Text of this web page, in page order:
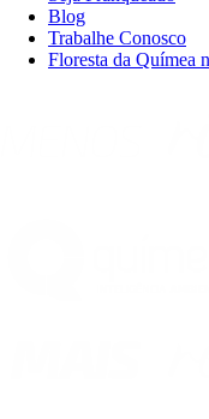
Blog
Trabalhe Conosco
Floresta da Químea